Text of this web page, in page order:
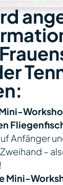
Anfänger
–
Mini-